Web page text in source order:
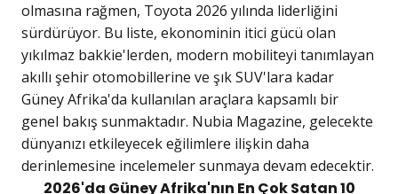
olmasına rağmen, Toyota 2026 yılında liderliğini
sürdürüyor. Bu liste, ekonominin itici gücü olan
yıkılmaz bakkie'lerden, modern mobiliteyi tanımlayan
akıllı şehir otomobillerine ve şık SUV'lara kadar
Güney Afrika'da kullanılan araçlara kapsamlı bir
genel bakış sunmaktadır. Nubia Magazine, gelecekte
dünyanızı etkileyecek eğilimlere ilişkin daha
derinlemesine incelemeler sunmaya devam edecektir.
2026'da Güney Afrika'nın En Çok Satan 10